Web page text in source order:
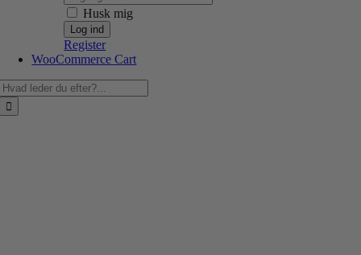
Husk mig
Register
WooCommerce Cart